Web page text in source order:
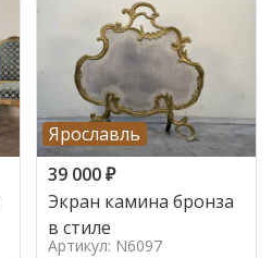
Ярославль
39 000₽
Экран камина бронза
в стиле
Артикул: N6097